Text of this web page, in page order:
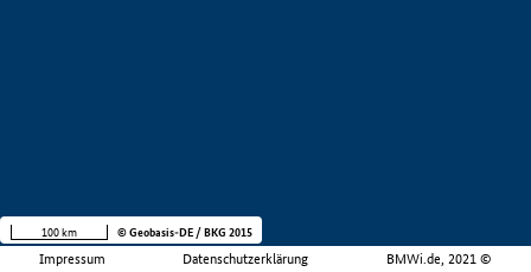
Impressum Datenschutzerklärung BMWi.de, 2021 ©
100 km © Geobasis-DE / BKG 2015